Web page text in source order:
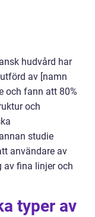
hudvård har
av [namn
och fann att 80%
och
studie
användare av
av fina linjer och
typer av